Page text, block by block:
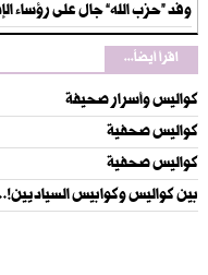
وفد “حزب الله” جال على رؤساء
اقرأ أيضاً...
كواليس وأسرار صحيفة
كواليس صحفية
كواليس صحفية
بين كواليس وكوابيس السياديين!..